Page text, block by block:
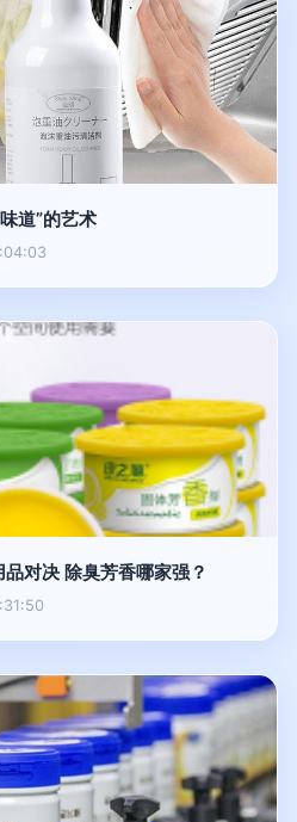
道”的艺术
对决 除臭芳香哪家强？